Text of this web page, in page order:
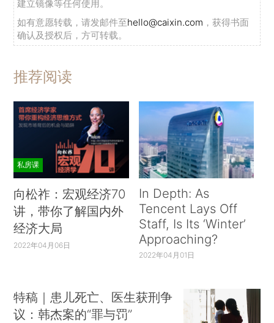
建立镜像等任何使用。
如有意愿转载，请发邮件至hello@caixin.com ，获得书面
确认及授权后，方可转载。
推荐阅读
私房课
向松祚：宏观经济70
讲，带你了解国内外
经济大局
2022年04月06日
In Depth: As
Tencent Lays Off
Staff, Is Its ‘Winter’
Approaching?
2022年04月01日
特稿｜患儿死亡、医生获刑争
议：韩杰案的“罪与罚”